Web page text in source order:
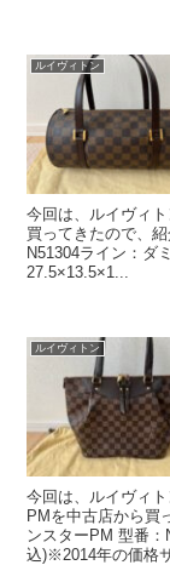
ルイヴィトン
今回は、ルイヴィ
買ってきたので、
N51304ライン：ダ
27.5×13.5×1...
ルイヴィトン
今回は、ルイヴィ
PMを中古店から買
ンスターPM 型番：
込)※2014年の価格